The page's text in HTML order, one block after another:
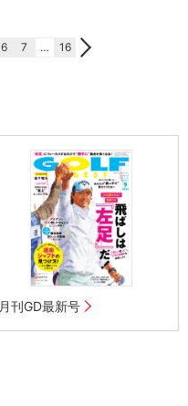
6 7 … 16
月刊GD最新号